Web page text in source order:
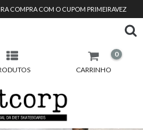
COMPRA COM O CUPOM PRIMEIRAVEZ
CARRINHO
0